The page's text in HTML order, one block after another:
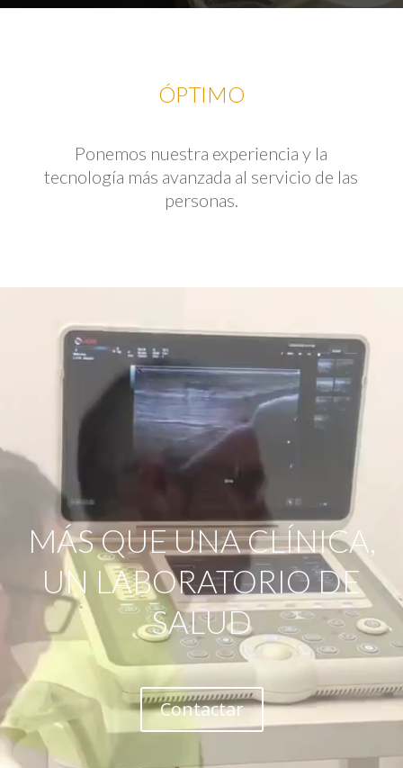
ÓPTIMO
Ponemos nuestra experiencia y la
tecnología más avanzada al servicio de las
personas.
MÁS QUE UNA CLÍNICA,
UN LABORATORIO DE
SALUD
Contactar